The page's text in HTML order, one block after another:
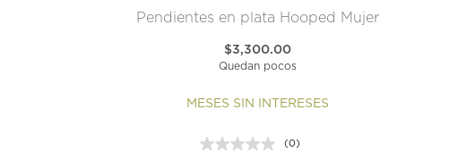
Pendientes en plata Hooped Mujer
$3,300.00
Quedan pocos
MESES SIN INTERESES
(0)